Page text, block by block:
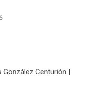
González Centurión |